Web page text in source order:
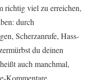
richtig viel zu erreichen,
durch
Scherzanrufe, Hass-
du deinen
auch manchmal,
Kommentare